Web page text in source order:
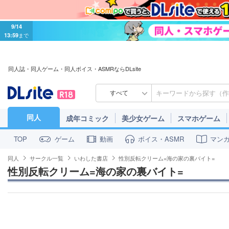
9/14
13:59まで
同人誌・同人ゲーム・同人ボイス・ASMRならDLsite
すべて
同人 成年コミック 美少女ゲーム スマホゲーム
TOP ゲーム 動画 ボイス・ASMR マン
同人 サークル一覧 いわした書店 性別反転クリーム=海の家の裏バイト=
性別反転クリーム=海の家の裏バイト=